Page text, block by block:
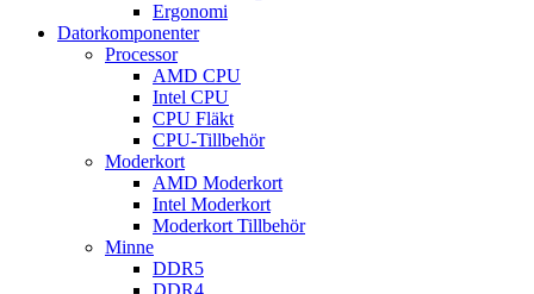
Ergonomi
Datorkomponenter
Processor
AMD CPU
Intel CPU
CPU Fläkt
CPU-Tillbehör
Moderkort
AMD Moderkort
Intel Moderkort
Moderkort Tillbehör
Minne
DDR5
DDR4